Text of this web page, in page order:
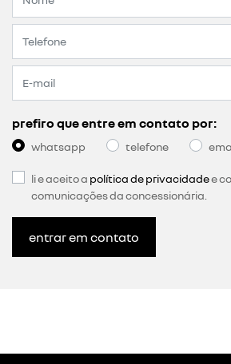
prefiro que entre em contato por:
whatsapp telefone
li e aceito a política de privacidadee
comunicações da concessionária.
entrar em contato